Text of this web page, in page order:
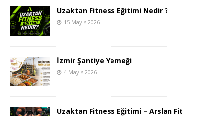
Uzaktan Fitness Eğitimi Nedir ?
15 Mayıs 2026
İzmir Şantiye Yemeği
4 Mayıs 2026
Uzaktan Fitness Eğitimi – Arslan Fit